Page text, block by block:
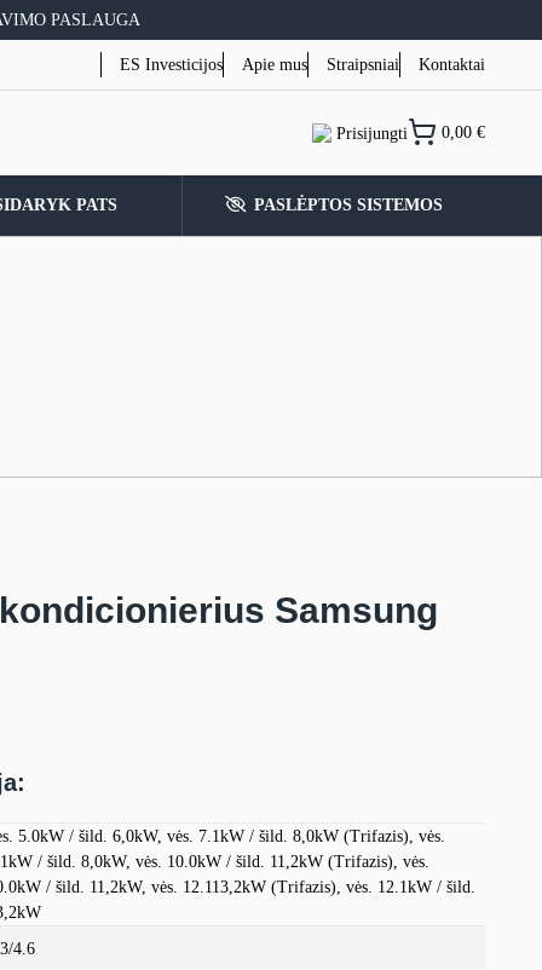
PASLAUGA
ES Investicijos Apie mus Straipsniai Kontaktai
Prisijungti 0,00 €
PATS PASLĖPTOS SISTEMOS
Samsung
5.0kW / šild. 6,0kW, vės. 7.1kW / šild. 8,0kW (Trifazis), vės.
/ šild. 8,0kW, vės. 10.0kW / šild. 11,2kW (Trifazis), vės.
/ šild. 11,2kW, vės. 12.113,2kW (Trifazis), vės. 12.1kW / šild.
4.6